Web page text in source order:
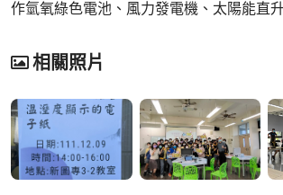
作氫氧綠色電池、風力發電機、太陽能直
相關照片